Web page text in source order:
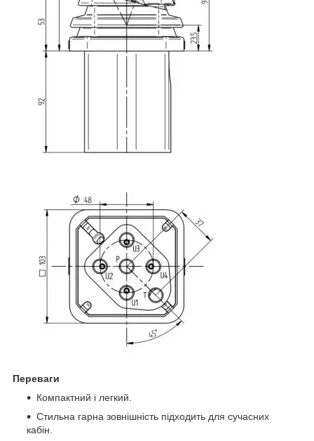
Переваги
Компактний і легкий.
Стильна гарна зовнішність підходить для сучасних
кабін.